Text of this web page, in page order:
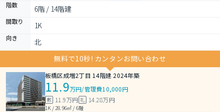
階数 6階 / 14階建
間取り 1K
向き
北
無料で10秒! カンタンお問い合わせ
板橋区成増2丁目 14階建 2024年築
11.9万円/管理費10,000円
敷 11.9万円 礼 14.28万円
1K / 28.96㎡ / 6階